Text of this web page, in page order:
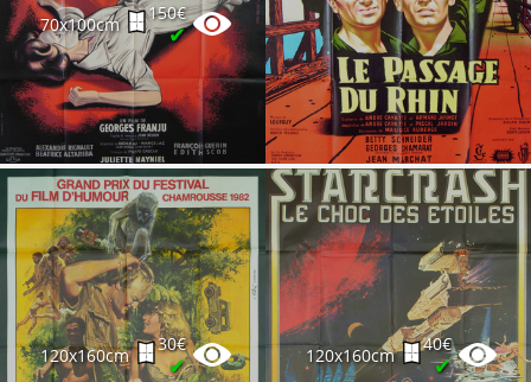
70x100cm
150€
✔
120x160cm
30€
✔ 120x160cm
40€
✔